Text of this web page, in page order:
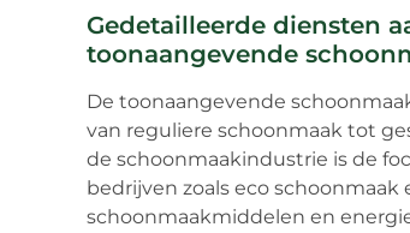
Gedetailleerde diensten
toonaangevende
De toonaangevende
van reguliere schoonmaak tot
de schoonmaakindustrie is de
bedrijven zoals eco
schoonmaakmiddelen en